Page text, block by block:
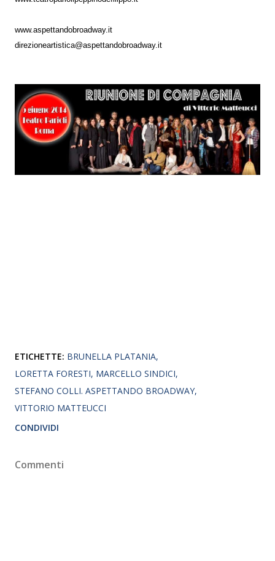
www.aspettandobroadway.it
direzioneartistica@aspettandobroadway.it
ETICHETTE: BRUNELLA PLATANIA
LORETTA FORESTI MARCELLO SINDICI
STEFANO COLLI. ASPETTANDO BROADWAY
VITTORIO MATTEUCCI
CONDIVIDI
Commenti